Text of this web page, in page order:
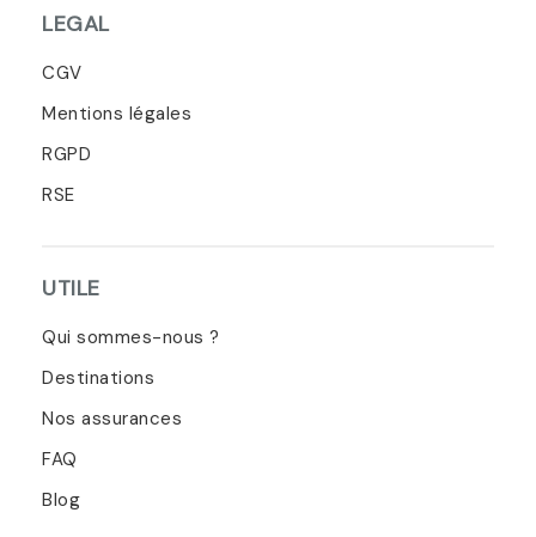
LEGAL
CGV
Mentions légales
RGPD
RSE
UTILE
Qui sommes-nous ?
Destinations
Nos assurances
FAQ
Blog